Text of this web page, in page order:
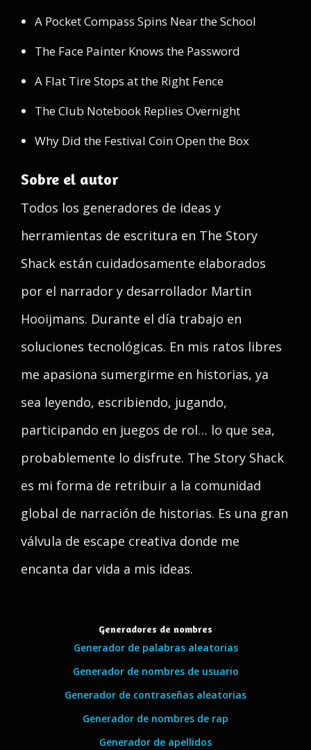
A Pocket Compass Spins Near the School
The Face Painter Knows the Password
A Flat Tire Stops at the Right Fence
The Club Notebook Replies Overnight
Why Did the Festival Coin Open the Box
Sobre el autor
Todos los generadores de ideas y
herramientas de escritura en The Story
Shack están cuidadosamente elaborados
por el narrador y desarrollador Martin
Hooijmans. Durante el día trabajo en
soluciones tecnológicas. En mis ratos libres
me apasiona sumergirme en historias, ya
sea leyendo, escribiendo, jugando,
participando en juegos de rol… lo que sea,
probablemente lo disfrute. The Story Shack
es mi forma de retribuir a la comunidad
global de narración de historias. Es una gran
válvula de escape creativa donde me
encanta dar vida a mis ideas.
Generadores de nombres
Generador de palabras aleatorias
Generador de nombres de usuario
Generador de contraseñas aleatorias
Generador de nombres de rap
Generador de apellidos